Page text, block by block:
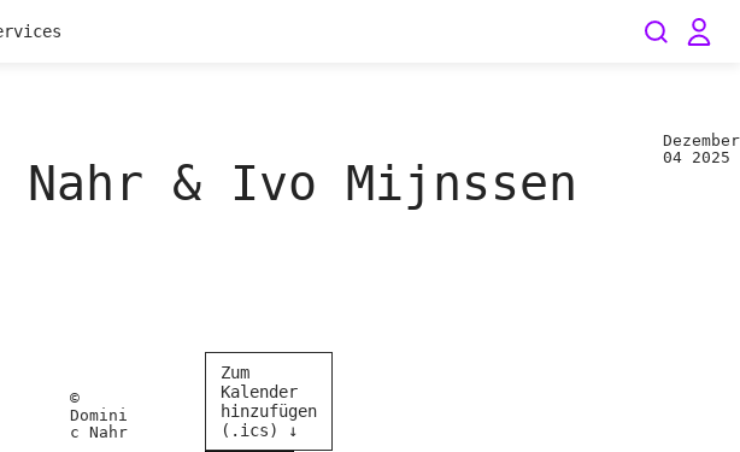
Nahr & Ivo Mijnssen
Dezember
04
2025
©
Domini
c Nahr
Zum
Kalender
hinzufügen
(.ics) ↓